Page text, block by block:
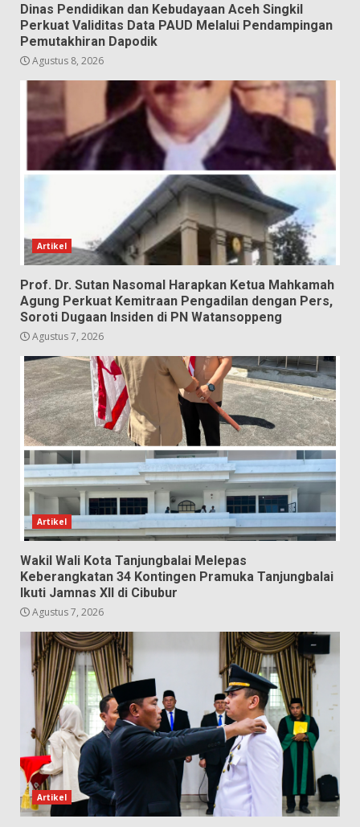
Dinas Pendidikan dan Kebudayaan Aceh Singkil
Perkuat Validitas Data PAUD Melalui Pendampingan
Pemutakhiran Dapodik
Agustus 8, 2026
Artikel
Prof. Dr. Sutan Nasomal Harapkan Ketua Mahkamah
Agung Perkuat Kemitraan Pengadilan dengan Pers,
Soroti Dugaan Insiden di PN Watansoppeng
Agustus 7, 2026
Artikel
Wakil Wali Kota Tanjungbalai Melepas
Keberangkatan 34 Kontingen Pramuka Tanjungbalai
Ikuti Jamnas XII di Cibubur
Agustus 7, 2026
Artikel